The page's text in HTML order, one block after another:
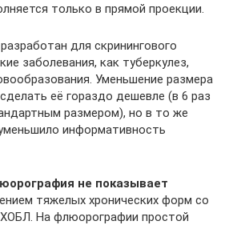
только в прямой проекции.
для скринингового
заболевания, как туберкулез,
Уменьшение размера
её гораздо дешевле (в 6 раз
размером), но в то же
информативность
не показывает
тяжелых хронических форм со
На флюорографии простой